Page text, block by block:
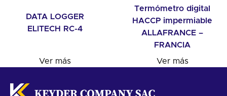
DATA LOGGER
ELITECH RC-4
Ver más
Termómetro digital
HACCP impermiable
ALLAFRANCE –
FRANCIA
Ver más